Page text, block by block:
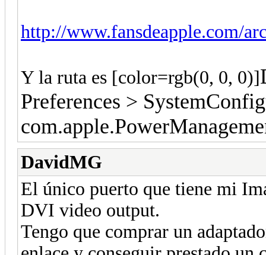
http://www.fansdeapple.com/
Y la ruta es [color=rgb(0, 0, 0)]
Preferences >
DavidMG
El único puerto que tiene mi
DVI video output.
Tengo que comprar un